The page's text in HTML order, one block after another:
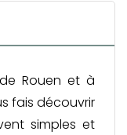
Rouen et à
fais découvrir
simples et